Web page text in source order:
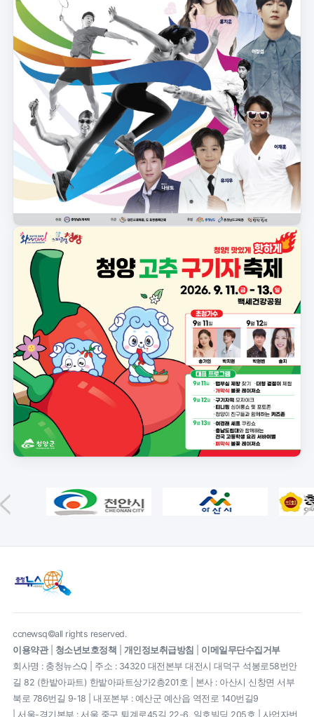
ccnewsq©all rights reserved.
이용약관| 청소년보호정책 개인정보취급방침
이메일무단수집거부
회사명 : 충청뉴스Q | 주소 : 34320 대전본부 대전시 대덕구 석봉로58번안
길 82 (한밭아파트) 한밭아파트상가2층201호 | 본사 : 아산시 신창면 서부
북로 786번길 9-18 | 내포본부 : 예산군 예산읍 역전로 140번길9
| 서울-경기본부 : 서울 중구 퇴계로45길 22-6, 일호빌딩 205호 | 사업자번